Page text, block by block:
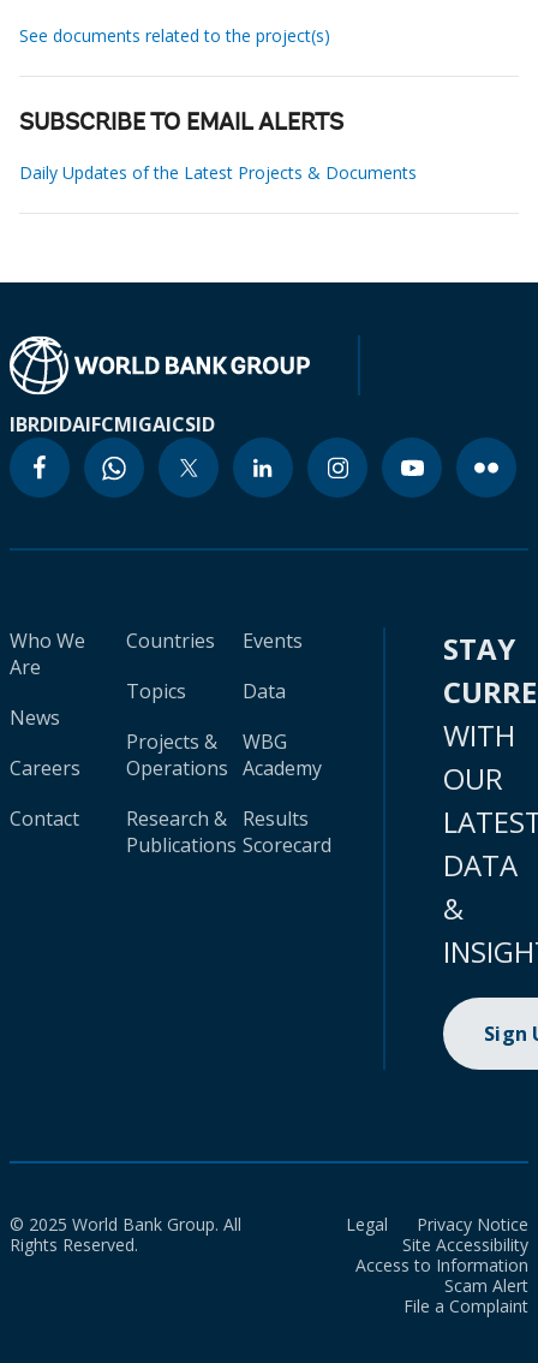
See documents related to the project(s)
SUBSCRIBE TO EMAIL ALERTS
Daily Updates of the Latest Projects & Documents
IBRDIDAIFCMIGAICSID
Who We
Are
News
Careers
Contact
Countries
Topics
Projects &
Operations
Research &
Publications
Events
Data
WBG
Academy
Results
Scorecard
STAY
WITH
OUR
DATA
&
Sign
© 2025 World Bank Group. All
Rights Reserved.
Legal
Privacy Notice
Site Accessibility
Access to Information
Scam Alert
File a Complaint